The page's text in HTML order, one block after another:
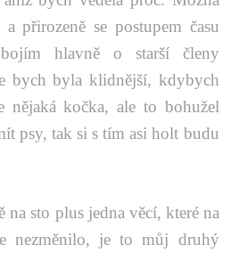
přirozeně se postupem času
hlavně o starší členy
bych byla klidnější, kdybych
nějaká kočka, ale to bohužel
psy, tak si s tím asi holt budu
na sto plus jedna věcí, které na
nezměnilo, je to můj druhý